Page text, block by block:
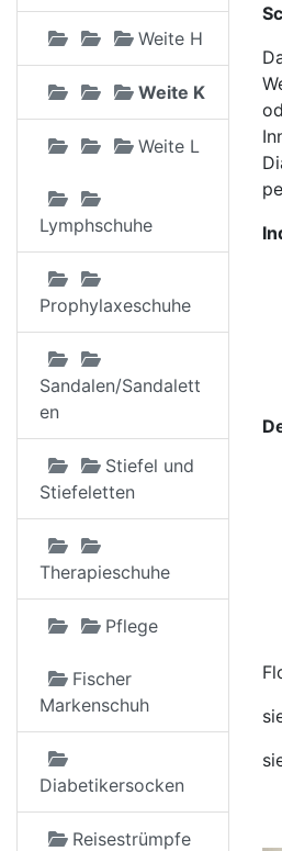
Weite H
Weite K
Weite L
Lymphschuhe
Prophylaxeschuhe
Sandalen/Sandalett
en
Stiefel und
Stiefeletten
Therapieschuhe
Pflege
Fischer
Markenschuh
Diabetikersocken
Reisestrümpfe